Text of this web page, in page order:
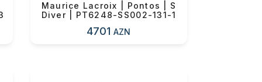
Maurice Lacroix | Pontos | S
Diver | PT6248-SS002-131-1
4701AZN